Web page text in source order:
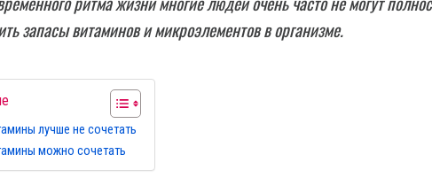
запасы витаминов и микроэлементов в организме.
лучше не сочетать
можно сочетать